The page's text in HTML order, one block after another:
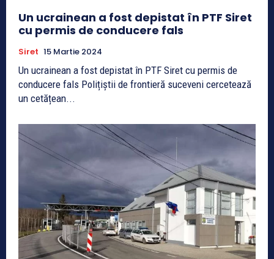
Un ucrainean a fost depistat în PTF Siret
cu permis de conducere fals
Siret 15 Martie 2024
Un ucrainean a fost depistat în PTF Siret cu permis de
conducere fals Polițiștii de frontieră suceveni cercetează
un cetățean...